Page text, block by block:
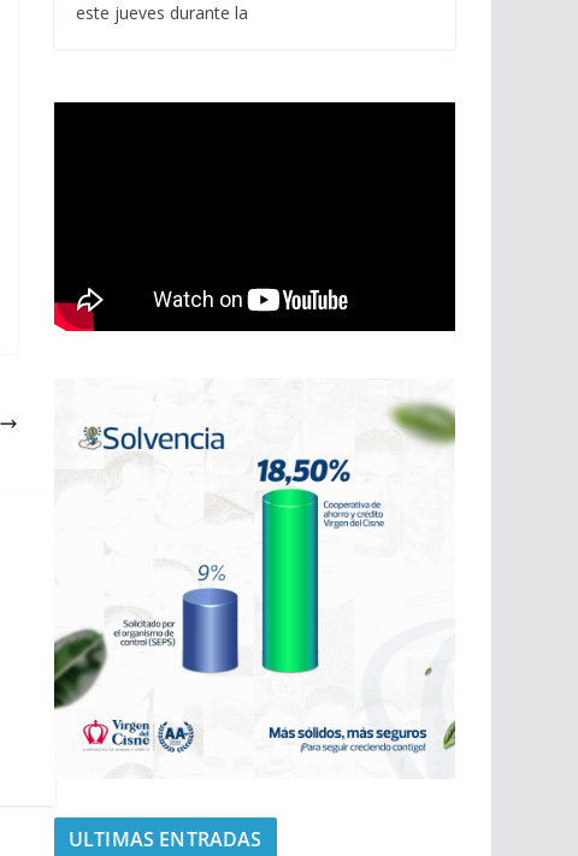
este jueves durante la
ULTIMAS ENTRADAS